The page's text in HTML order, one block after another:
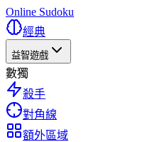
Online Sudoku
經典
益智遊戲
數獨
殺手
對角線
額外區域